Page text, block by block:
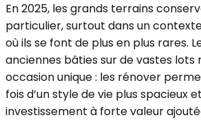
En 2025, les grands terrains
particulier, surtout dans un
où ils se font de plus en plus rares.
anciennes bâties sur de vastes
occasion unique : les rénover
fois d’un style de vie plus spacieux
investissement à forte valeur